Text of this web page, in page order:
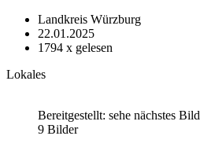
Landkreis Würzburg
22.01.2025
1794 x gelesen
Lokales
Bereitgestellt: sehe nächstes Bild
9 Bilder